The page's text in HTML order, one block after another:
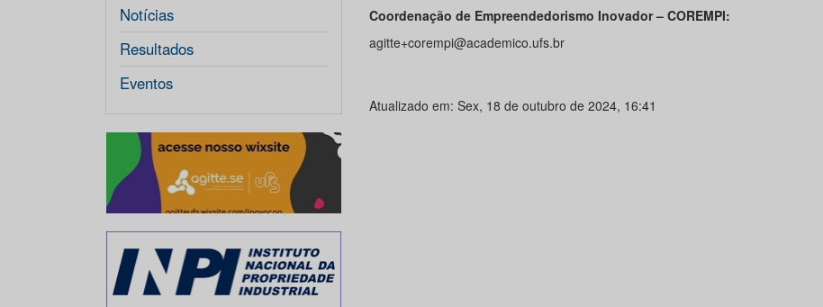
Notícias
Resultados
Eventos
Coordenação de Empreendedorismo Inovador – COREMPI:
agitte+corempi@academico.ufs.br
Atualizado em: Sex, 18 de outubro de 2024, 16:41